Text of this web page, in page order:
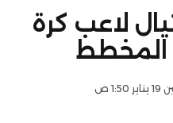
لاعب كرة
المخطط
1:50 ص